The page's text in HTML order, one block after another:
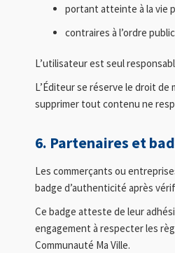
portant atteinte à la vie
contraires à l’ordre
L’utilisateur est seul
L’Éditeur se réserve le droit de
supprimer tout contenu ne
6. Partenaires et
Les commerçants ou
badge d’authenticité après
Ce badge atteste de leur
engagement à respecter les
Communauté Ma Ville.